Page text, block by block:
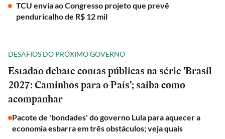
TCU envia ao Congresso projeto que prevê
penduricalho de R$ 12 mil
DESAFIOS DO PRÓXIMO GOVERNO
Estadão debate contas públicas na série 'Brasil
2027: Caminhos para o País'; saiba como
acompanhar
Pacote de 'bondades' do governo Lula para aquecer a
economia esbarra em três obstáculos; veja quais